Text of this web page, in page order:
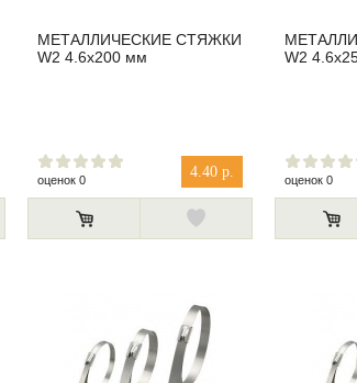
МЕТАЛЛИЧЕСКИЕ СТЯЖКИ
W2 4.6x200 мм
4.40 р.
оценок 0
W2
оценок 0